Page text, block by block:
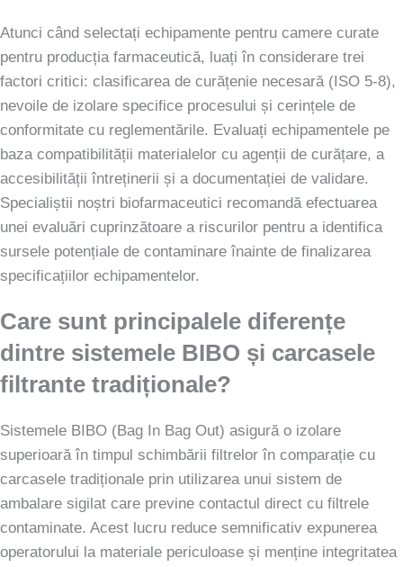
Atunci când selectați echipamente pentru camere curate
pentru producția farmaceutică, luați în considerare trei
factori critici: clasificarea de curățenie necesară (ISO 5-8),
nevoile de izolare specifice procesului și cerințele de
conformitate cu reglementările. Evaluați echipamentele pe
baza compatibilității materialelor cu agenții de curățare, a
accesibilității întreținerii și a documentației de validare.
Specialiștii noștri biofarmaceutici recomandă efectuarea
unei evaluări cuprinzătoare a riscurilor pentru a identifica
sursele potențiale de contaminare înainte de finalizarea
specificațiilor echipamentelor.
Care sunt principalele diferențe
dintre sistemele BIBO și carcasele
filtrante tradiționale?
Sistemele BIBO (Bag In Bag Out) asigură o izolare
superioară în timpul schimbării filtrelor în comparație cu
carcasele tradiționale prin utilizarea unui sistem de
ambalare sigilat care previne contactul direct cu filtrele
contaminate. Acest lucru reduce semnificativ expunerea
operatorului la materiale periculoase și menține integritatea